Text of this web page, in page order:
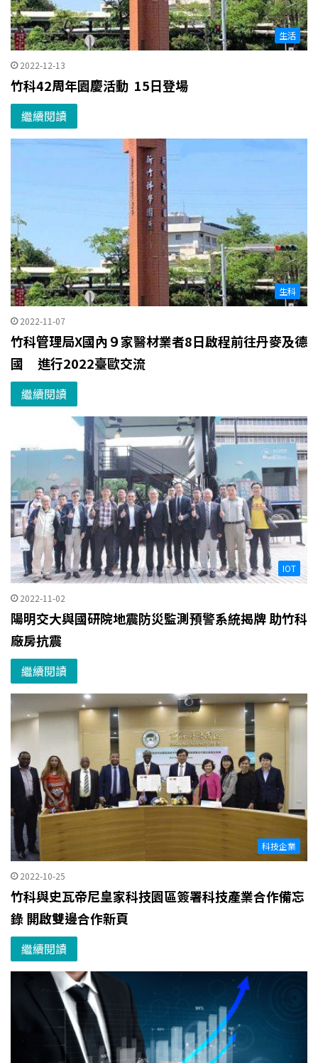
生活
2022-12-13
竹科42周年園慶活動 15日登場
繼續閱讀
生科
2022-11-07
竹科管理局X國內９家醫材業者8日啟程前往丹麥及德
國 進行2022臺歐交流
繼續閱讀
IOT
2022-11-02
陽明交大與國研院地震防災監測預警系統揭牌 助竹科
廠房抗震
繼續閱讀
科技企業
2022-10-25
竹科與史瓦帝尼皇家科技園區簽署科技產業合作備忘
錄 開啟雙邊合作新頁
繼續閱讀